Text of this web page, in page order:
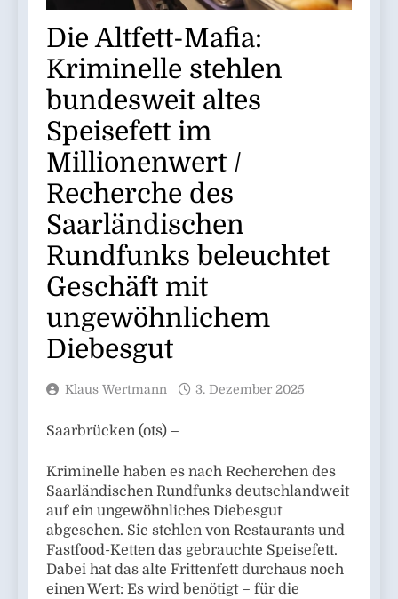
Die Altfett-Mafia:
Kriminelle stehlen
bundesweit altes
Speisefett im
Millionenwert /
Recherche des
Saarländischen
Rundfunks beleuchtet
Geschäft mit
ungewöhnlichem
Diebesgut
Klaus Wertmann 3. Dezember 2025
Saarbrücken (ots) –
Kriminelle haben es nach Recherchen des
Saarländischen Rundfunks deutschlandweit
auf ein ungewöhnliches Diebesgut
abgesehen. Sie stehlen von Restaurants und
Fastfood-Ketten das gebrauchte Speisefett.
Dabei hat das alte Frittenfett durchaus noch
einen Wert: Es wird benötigt – für die